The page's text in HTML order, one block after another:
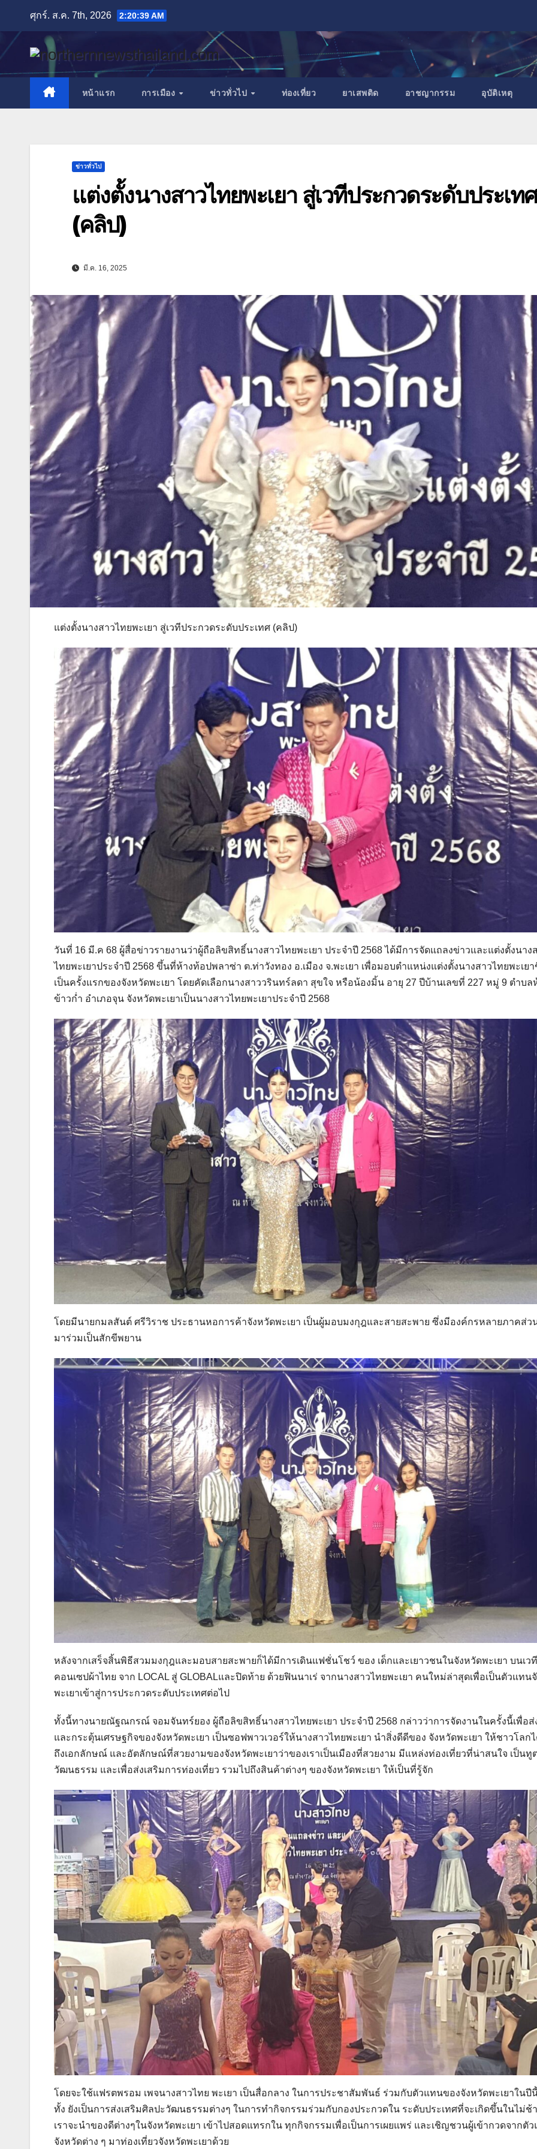
content
ศุกร์. ส.ค. 7th, 2026 2:20:41 AM
หน้าแรก การเมือง ข่าวทั่วไป ท่องเที่ยว ยาเสพติด อาชญากรรม อุบัติเหตุ
ข่าวทั่วไป
แต่งตั้งนางสาวไทยพะเยา สู่เวทีประกวดระดับประเทศ
(คลิป)
มี.ค. 16, 2025
แต่งตั้งนางสาวไทยพะเยา สู่เวทีประกวดระดับประเทศ (คลิป)
วันที่ 16 มี.ค 68 ผู้สื่อข่าวรายงานว่าผู้ถือลิขสิทธิ์นางสาวไทยพะเยา ประจำปี 2568 ได้มีการจัดแถลงข่าวและแต่งตั้งนาง
ไทยพะเยาประจำปี 2568 ขึ้นที่ห้างท้อปพลาซ่า ต.ท่าวังทอง อ.เมือง จ.พะเยา เพื่อมอบตำแหน่งแต่งตั้งนางสาวไทยพะเย
เป็นครั้งแรกของจังหวัดพะเยา โดยคัดเลือกนางสาววรินทร์ลดา สุขใจ หรือน้องมิ้น อายุ 27 ปีบ้านเลขที่ 227 หมู่ 9 ตำบล
ข้าวก่ำ อำเภอจุน จังหวัดพะเยาเป็นนางสาวไทยพะเยาประจำปี 2568
โดยมีนายกมลสันต์ ศรีวิราช ประธานหอการค้าจังหวัดพะเยา เป็นผู้มอบมงกุฎและสายสะพาย ซึ่งมีองค์กรหลายภาคส่ว
มาร่วมเป็นสักขีพยาน
หลังจากเสร็จสิ้นพิธีสวมมงกุฎและมอบสายสะพายก็ได้มีการเดินแฟชั่นโชว์ ของ เด็กและเยาวชนในจังหวัดพะเยา บนเว
คอนเซปผ้าไทย จาก LOCAL สู่ GLOBALและปิดท้าย ด้วยฟินนาเร่ จากนางสาวไทยพะเยา คนใหม่ล่าสุดเพื่อเป็นตัวแทน
พะเยาเข้าสู่การประกวดระดับประเทศต่อไป
ทั้งนี้ทางนายณัฐณกรณ์ จอมจันทร์ยอง ผู้ถือลิขสิทธิ์นางสาวไทยพะเยา ประจำปี 2568 กล่าวว่าการจัดงานในครั้งนี้เพื่อส่
และกระตุ้นเศรษฐกิจของจังหวัดพะเยา เป็นซอฟพาวเวอร์ให้นางสาวไทยพะเยา นำสิ่งดีดีของ จังหวัดพะเยา ให้ชาวโลก
ถึงเอกลักษณ์ และอัตลักษณ์ที่สวยงามของจังหวัดพะเยาว่าของเราเป็นเมืองที่สวยงาม มีแหล่งท่องเที่ยวที่น่าสนใจ เป็นทู
วัฒนธรรม และเพื่อส่งเสริมการท่องเที่ยว รวมไปถึงสินค้าต่างๆ ของจังหวัดพะเยา ให้เป็นที่รู้จัก
โดยจะใช้แฟรตพรอม เพจนางสาวไทย พะเยา เป็นสื่อกลาง ในการประชาสัมพันธ์ ร่วมกับตัวแทนของจังหวัดพะเยาในปี
ทั้ง ยังเป็นการส่งเสริมศิลปะวัฒนธรรมต่างๆ ในการทำกิจกรรมร่วมกับกองประกวดใน ระดับประเทศที่จะเกิดขึ้นในไม่ช้
เราจะนำของดีต่างๆในจังหวัดพะเยา เข้าไปสอดแทรกใน ทุกกิจกรรมเพื่อเป็นการเผยแพร่ และเชิญชวนผู้เข้ากวดจากตั
จังหวัดต่าง ๆ มาท่องเที่ยวจังหวัดพะเยาด้วย